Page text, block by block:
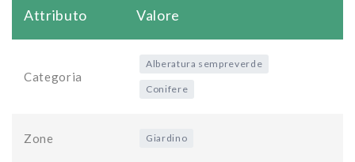
Attributo Valore
Categoria
Alberatura sempreverde
Conifere
Zone Giardino